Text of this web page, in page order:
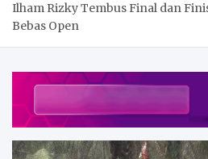
Ilham Rizky Tembus Final dan
Bebas Open